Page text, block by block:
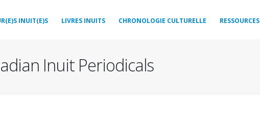
INUIT(E)S LIVRES INUITS CHRONOLOGIE CULTURELLE RESSOURCES
Inuit Periodicals